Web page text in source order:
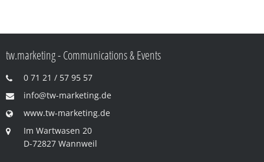
tw.marketing - Communications & Events
0 71 21 / 57 95 57
info@tw-marketing.de
www.tw-marketing.de
Im Wartwasen 20
D-72827 Wannweil